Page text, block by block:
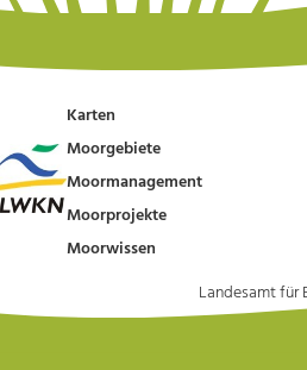
Karten
Moorgebiete
Moormanagement
Moorprojekte
Moorwissen
Landesamt für